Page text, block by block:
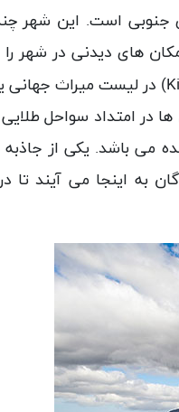
جنوبی است. این شهر
های دیدنی در شهر را
) در لیست میراث جهانی
در امتداد سواحل
باشد. یکی از
به اینجا می آیند تا